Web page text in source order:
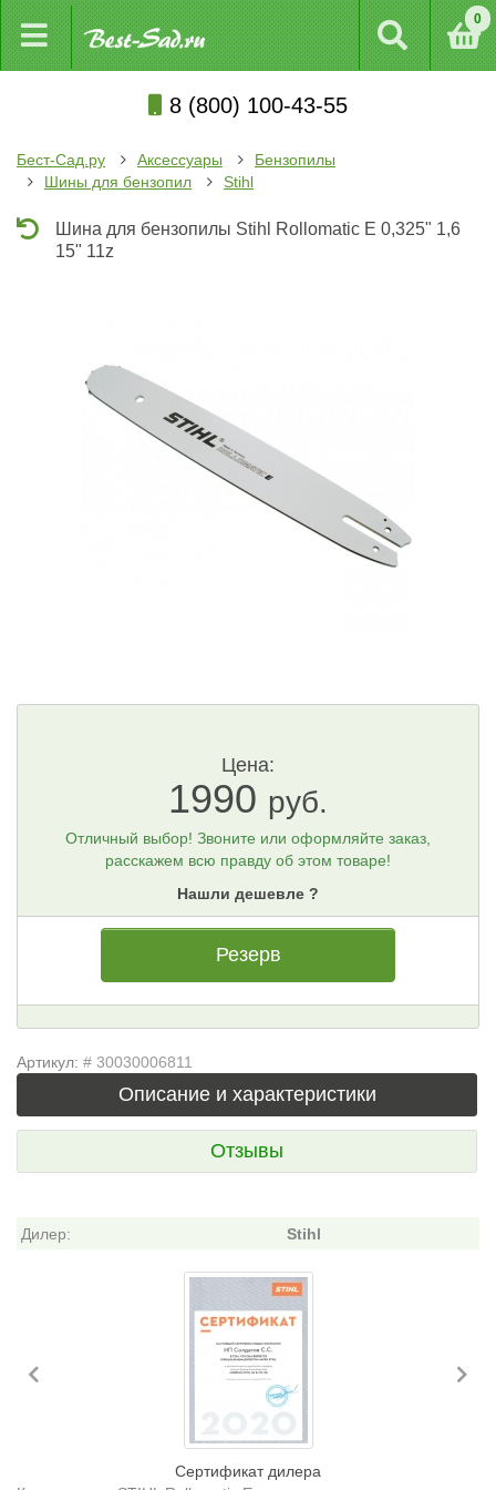
0
8 (800) 100-43-55
Бест-Сад.ру Аксессуары
Бензопилы
Шины для бензопил
Stihl
Шина для бензопилы Stihl Rollomatic E 0,325" 1,6
15" 11z
Цена:
1990 руб.
Отличный выбор! Звоните или оформляйте заказ,
расскажем всю правду об этом товаре!
Нашли дешевле ?
Резерв
Артикул: # 30030006811
Описание и характеристики
Отзывы
Дилер: Stihl
Сертификат дилера